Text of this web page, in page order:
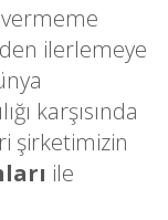
ilerlemeye
karşısında
şirketimizin
ile